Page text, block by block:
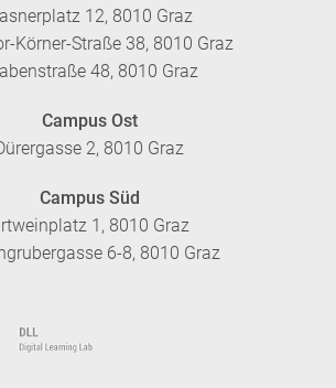
12, 8010 Graz
Körner-Straße 38, 8010 Graz
48, 8010 Graz
Campus Ost
2, 8010 Graz
Campus Süd
1, 8010 Graz
6-8, 8010 Graz